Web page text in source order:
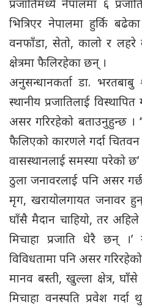
प्रजातिमध्ये नेपालमा ६
भित्रिएर नेपालमा हुर्कि
वनफाँडा, सेतो, कालो र लहरे
क्षेत्रमा फैलिरहेका छन् ।
अनुसन्धानकर्ता डा. भरतबाबु
स्थानीय प्रजातिलाई
असर गरिरहेको बताउनुहुन्छ ।
फैलिएको कारणले गर्दा चितवन
वासस्थानलाई समस्या परेको छ’
ठुला जनावरलाई पनि असर
मृग, खरायोलगायत जनावर
घाँसै मैदान चाहियो, तर
मिचाहा प्रजाति धेरै छन्
विविधतामा पनि असर
मानव बस्ती, खुल्ला क्षेत्र, घाँसे
मिचाहा वनस्पति प्रवेश